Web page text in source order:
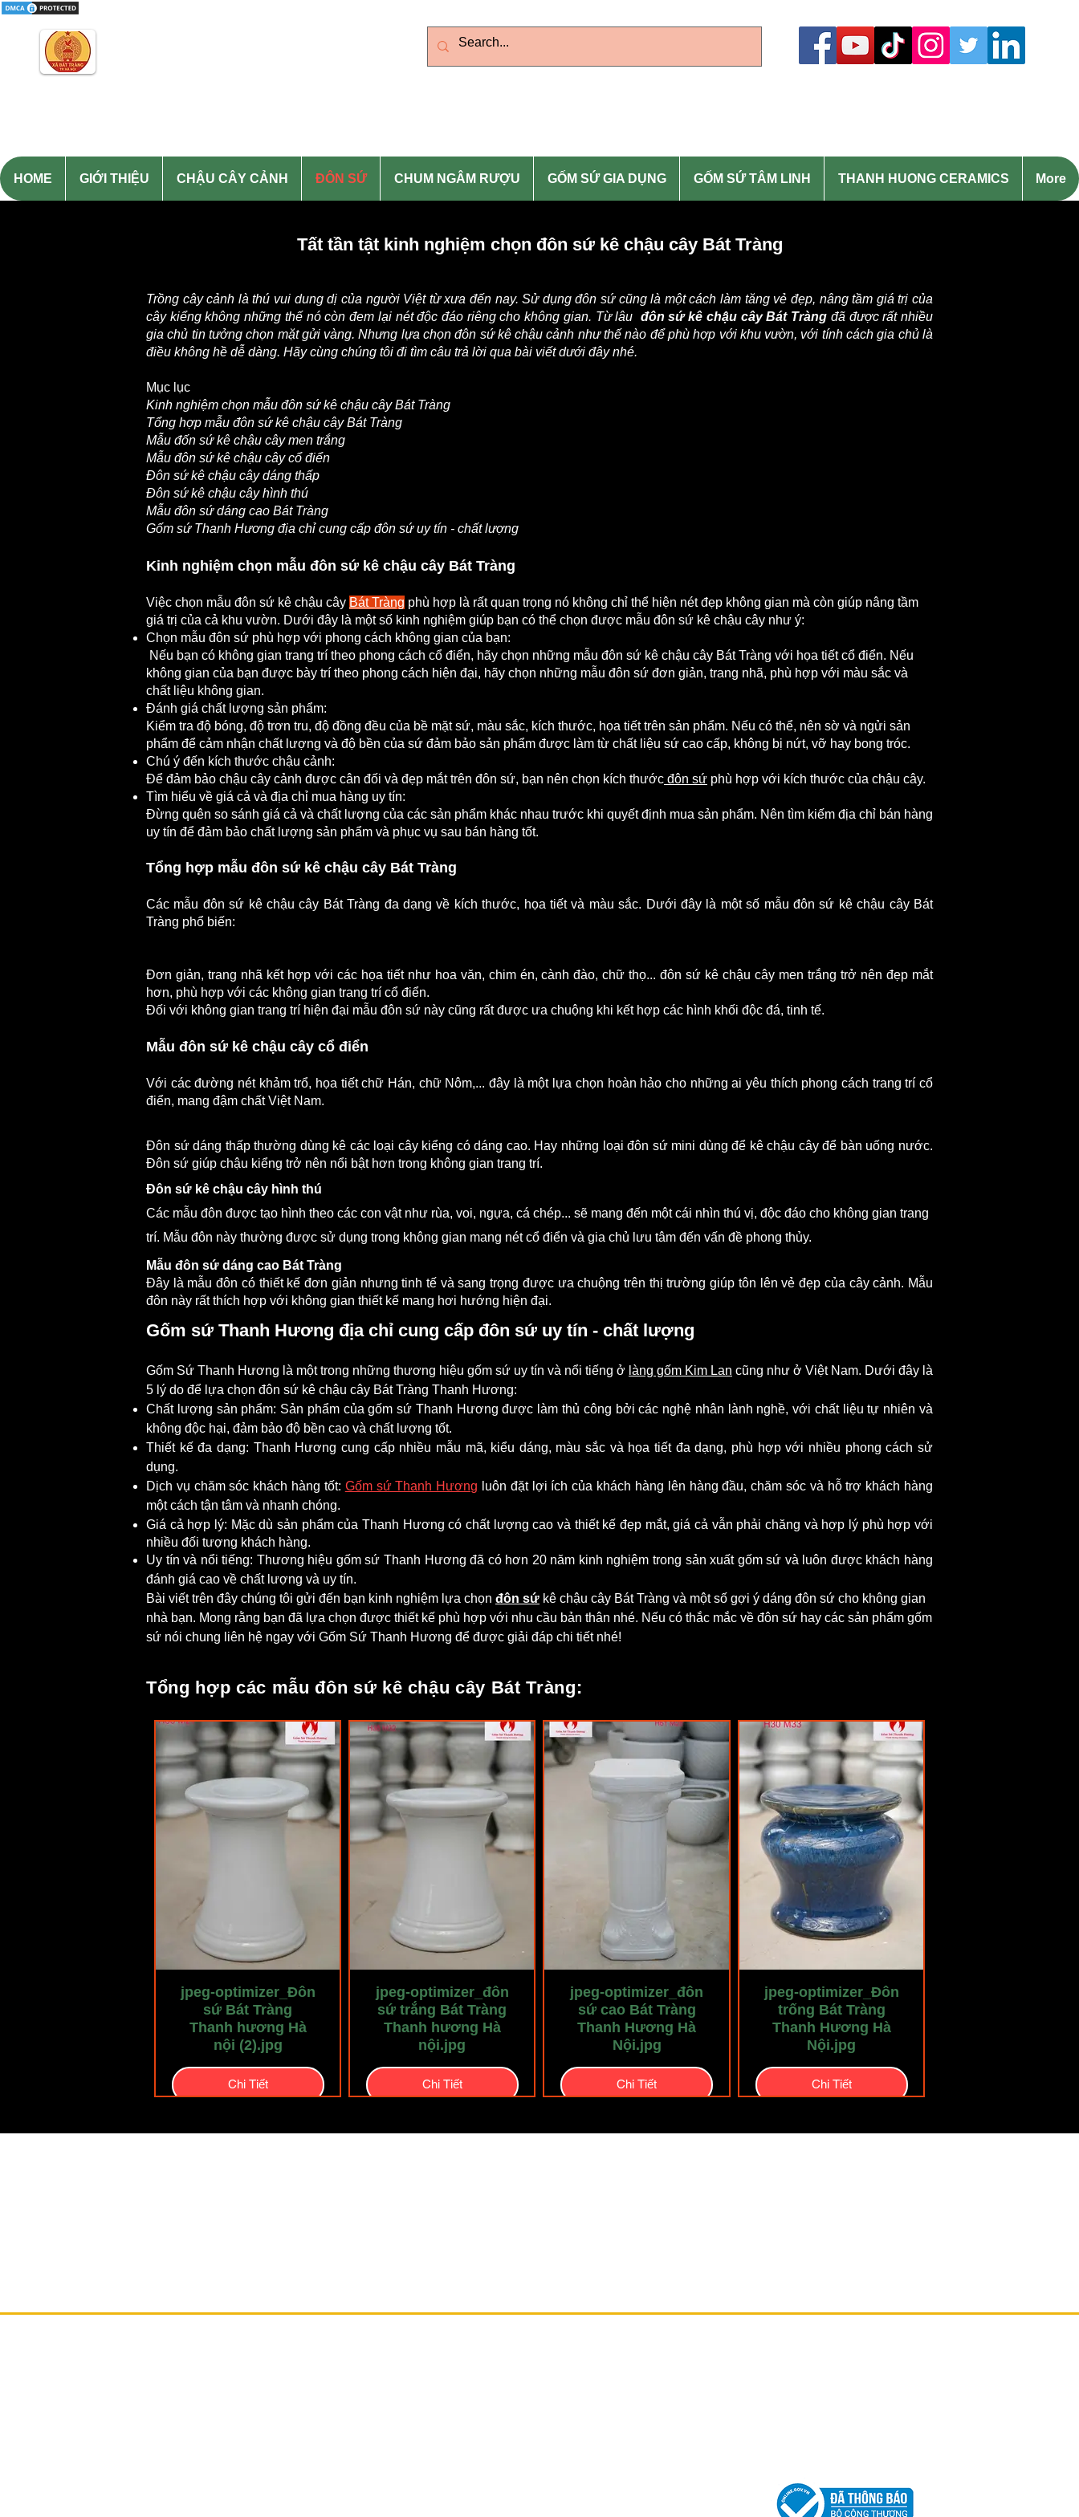
HOME GIỚI THIỆU CHẬU CÂY CẢNH ĐÔN SỨ CHUM NGÂM RƯỢU GỐM SỨ GIA DỤNG GỐM SỨ TÂM LINH THANH HUONG CERAMICS More
Tất tần tật kinh nghiệm chọn đôn sứ kê chậu cây Bát Tràng
Trồng cây cảnh là thú vui dung dị của người Việt từ xưa đến nay. Sử dụng đôn sứ cũng là một cách làm tăng vẻ đẹp, nâng tầm giá trị của
cây kiểng không những thế nó còn đem lại nét độc đáo riêng cho không gian. Từ lâu đôn sứ kê chậu cây Bát Tràng đã được rất nhiều
gia chủ tin tưởng chọn mặt gửi vàng. Nhưng lựa chọn đôn sứ kê chậu cảnh như thế nào để phù hợp với khu vườn, với tính cách gia chủ là
điều không hề dễ dàng. Hãy cùng chúng tôi đi tìm câu trả lời qua bài viết dưới đây nhé.
Mục lục
Kinh nghiệm chọn mẫu đôn sứ kê chậu cây Bát Tràng
Tổng hợp mẫu đôn sứ kê chậu cây Bát Tràng
Mẫu đốn sứ kê chậu cây men trắng
Mẫu đôn sứ kê chậu cây cổ điển
Đôn sứ kê chậu cây dáng thấp
Đôn sứ kê chậu cây hình thú
Mẫu đôn sứ dáng cao Bát Tràng
Gốm sứ Thanh Hương địa chỉ cung cấp đôn sứ uy tín - chất lượng
Kinh nghiệm chọn mẫu đôn sứ kê chậu cây Bát Tràng
Việc chọn mẫu đôn sứ kê chậu cây Bát Tràng phù hợp là rất quan trọng nó không chỉ thể hiện nét đẹp không gian mà còn giúp nâng tầm
giá trị của cả khu vườn. Dưới đây là một số kinh nghiệm giúp bạn có thể chọn được mẫu đôn sứ kê chậu cây như ý:
Chọn mẫu đôn sứ phù hợp với phong cách không gian của bạn:
Nếu bạn có không gian trang trí theo phong cách cổ điển, hãy chọn những mẫu đôn sứ kê chậu cây Bát Tràng với họa tiết cổ điển. Nếu
không gian của bạn được bày trí theo phong cách hiện đại, hãy chọn những mẫu đôn sứ đơn giản, trang nhã, phù hợp với màu sắc và
chất liệu không gian.
Đánh giá chất lượng sản phẩm:
Kiểm tra độ bóng, độ trơn tru, độ đồng đều của bề mặt sứ, màu sắc, kích thước, họa tiết trên sản phẩm. Nếu có thể, nên sờ và ngửi sản
phẩm để cảm nhận chất lượng và độ bền của sứ đảm bảo sản phẩm được làm từ chất liệu sứ cao cấp, không bị nứt, vỡ hay bong tróc.
Chú ý đến kích thước chậu cảnh:
Để đảm bảo chậu cây cảnh được cân đối và đẹp mắt trên đôn sứ, bạn nên chọn kích thước đôn sứ phù hợp với kích thước của chậu cây.
Tìm hiểu về giá cả và địa chỉ mua hàng uy tín:
Đừng quên so sánh giá cả và chất lượng của các sản phẩm khác nhau trước khi quyết định mua sản phẩm. Nên tìm kiếm địa chỉ bán hàng
uy tín để đảm bảo chất lượng sản phẩm và phục vụ sau bán hàng tốt.
Tổng hợp mẫu đôn sứ kê chậu cây Bát Tràng
Các mẫu đôn sứ kê chậu cây Bát Tràng đa dạng về kích thước, họa tiết và màu sắc. Dưới đây là một số mẫu đôn sứ kê chậu cây Bát
Tràng phổ biến:
Đơn giản, trang nhã kết hợp với các họa tiết như hoa văn, chim én, cành đào, chữ thọ... đôn sứ kê chậu cây men trắng trở nên đẹp mắt
hơn, phù hợp với các không gian trang trí cổ điển.
Đối với không gian trang trí hiện đại mẫu đôn sứ này cũng rất được ưa chuộng khi kết hợp các hình khối độc đá, tinh tế.
Mẫu đôn sứ kê chậu cây cổ điển
Với các đường nét khảm trổ, họa tiết chữ Hán, chữ Nôm,... đây là một lựa chọn hoàn hảo cho những ai yêu thích phong cách trang trí cổ
điển, mang đậm chất Việt Nam.
Đôn sứ dáng thấp thường dùng kê các loại cây kiểng có dáng cao. Hay những loại đôn sứ mini dùng để kê chậu cây để bàn uống nước.
Đôn sứ giúp chậu kiểng trở nên nổi bật hơn trong không gian trang trí.
Đôn sứ kê chậu cây hình thú
Các mẫu đôn được tạo hình theo các con vật như rùa, voi, ngựa, cá chép... sẽ mang đến một cái nhìn thú vị, độc đáo cho không gian trang
trí. Mẫu đôn này thường được sử dụng trong không gian mang nét cổ điển và gia chủ lưu tâm đến vấn đề phong thủy.
Mẫu đôn sứ dáng cao Bát Tràng
Đây là mẫu đôn có thiết kế đơn giản nhưng tinh tế và sang trọng được ưa chuộng trên thị trường giúp tôn lên vẻ đẹp của cây cảnh. Mẫu
đôn này rất thích hợp với không gian thiết kế mang hơi hướng hiện đại.
Gốm sứ Thanh Hương địa chỉ cung cấp đôn sứ uy tín - chất lượng
Gốm Sứ Thanh Hương là một trong những thương hiệu gốm sứ uy tín và nổi tiếng ở làng gốm Kim Lan cũng như ở Việt Nam. Dưới đây là
5 lý do để lựa chọn đôn sứ kê chậu cây Bát Tràng Thanh Hương:
Chất lượng sản phẩm: Sản phẩm của gốm sứ Thanh Hương được làm thủ công bởi các nghệ nhân lành nghề, với chất liệu tự nhiên và
không độc hại, đảm bảo độ bền cao và chất lượng tốt.
Thiết kế đa dạng: Thanh Hương cung cấp nhiều mẫu mã, kiểu dáng, màu sắc và họa tiết đa dạng, phù hợp với nhiều phong cách sử
dụng.
Dịch vụ chăm sóc khách hàng tốt: Gốm sứ Thanh Hương luôn đặt lợi ích của khách hàng lên hàng đầu, chăm sóc và hỗ trợ khách hàng
một cách tận tâm và nhanh chóng.
Giá cả hợp lý: Mặc dù sản phẩm của Thanh Hương có chất lượng cao và thiết kế đẹp mắt, giá cả vẫn phải chăng và hợp lý phù hợp với
nhiều đối tượng khách hàng.
Uy tín và nổi tiếng: Thương hiệu gốm sứ Thanh Hương đã có hơn 20 năm kinh nghiệm trong sản xuất gốm sứ và luôn được khách hàng
đánh giá cao về chất lượng và uy tín.
Bài viết trên đây chúng tôi gửi đến bạn kinh nghiệm lựa chọn đôn sứ kê chậu cây Bát Tràng và một số gợi ý dáng đôn sứ cho không gian
nhà bạn. Mong rằng bạn đã lựa chọn được thiết kế phù hợp với nhu cầu bản thân nhé. Nếu có thắc mắc về đôn sứ hay các sản phẩm gốm
sứ nói chung liên hệ ngay với Gốm Sứ Thanh Hương để được giải đáp chi tiết nhé!
Tổng hợp các mẫu đôn sứ kê chậu cây Bát Tràng:
jpeg-optimizer_Đôn
sứ Bát Tràng
Thanh hương Hà
nội (2).jpg
Chi Tiết
jpeg-optimizer_đôn
sứ trắng Bát Tràng
Thanh hương Hà
nội.jpg
Chi Tiết
jpeg-optimizer_đôn
sứ cao Bát Tràng
Thanh Hương Hà
Nội.jpg
Chi Tiết
jpeg-optimizer_Đôn
trống Bát Tràng
Thanh Hương Hà
Nội.jpg
Chi Tiết